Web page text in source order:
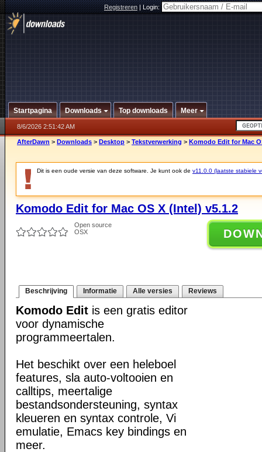
Registreren|Login:
Startpagina Downloads Top downloads Meer
8/6/2026 2:51:42 AM
AfterDawn > Downloads > Desktop > Tekstverwerking > Komodo Edit for Mac
Dit is een oude versie van deze software. Je kunt ook de v11.0.0 (laatste stabiele
Komodo Edit for Mac OS X (Intel) v5.1.2
Open source
OSX
Beschrijving Informatie Alle versies Reviews
Komodo Edit is een gratis editor
voor dynamische
programmeertalen.
Het beschikt over een heleboel
features, sla auto-voltooien en
calltips, meertalige
bestandsondersteuning, syntax
kleueren en syntax controle, Vi
emulatie, Emacs key bindings en
meer.